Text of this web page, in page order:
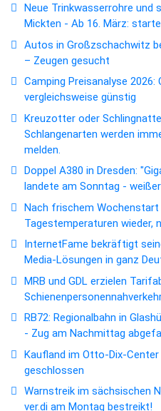
Neue Trinkwasserrohre und
Mickten - Ab 16. März:
Autos in Großzschachwitz
– Zeugen gesucht
Camping Preisanalyse 2026:
vergleichsweise günstig
Kreuzotter oder
Schlangenarten werden
melden.
Doppel A380 in Dresden:
landete am Sonntag -
Nach frischem Wochenstart
Tagestemperaturen
InternetFame bekräftigt
Media-Lösungen in ganz
MRB und GDL erzielen
RB72: Regionalbahn in
- Zug am Nachmittag
Kaufland im Otto-Dix-
geschlossen
Warnstreik im sächsischen
ver.di am Montag bestreikt!